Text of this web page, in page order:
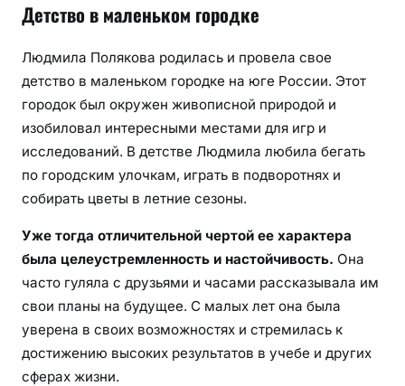
Детство в маленьком городке
Людмила Полякова родилась и провела свое
детство в маленьком городке на юге России. Этот
городок был окружен живописной природой и
изобиловал интересными местами для игр и
исследований. В детстве Людмила любила бегать
по городским улочкам, играть в подворотнях и
собирать цветы в летние сезоны.
Уже тогда отличительной чертой ее характера
была целеустремленность и настойчивость. Она
часто гуляла с друзьями и часами рассказывала им
свои планы на будущее. С малых лет она была
уверена в своих возможностях и стремилась к
достижению высоких результатов в учебе и других
сферах жизни.